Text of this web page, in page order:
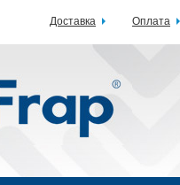
Доставка Оплата